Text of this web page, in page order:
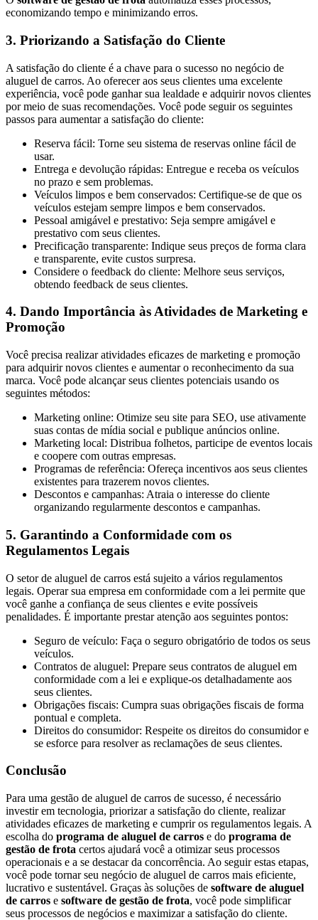
economizando tempo e minimizando erros.
3. Priorizando a Satisfação do Cliente
A satisfação do cliente é a chave para o sucesso no negócio de
aluguel de carros. Ao oferecer aos seus clientes uma excelente
experiência, você pode ganhar sua lealdade e adquirir novos clientes
por meio de suas recomendações. Você pode seguir os seguintes
passos para aumentar a satisfação do cliente:
Reserva fácil: Torne seu sistema de reservas online fácil de
usar.
Entrega e devolução rápidas: Entregue e receba os veículos
no prazo e sem problemas.
Veículos limpos e bem conservados: Certifique-se de que os
veículos estejam sempre limpos e bem conservados.
Pessoal amigável e prestativo: Seja sempre amigável e
prestativo com seus clientes.
Precificação transparente: Indique seus preços de forma clara
e transparente, evite custos surpresa.
Considere o feedback do cliente: Melhore seus serviços,
obtendo feedback de seus clientes.
4. Dando Importância às Atividades de Marketing e
Promoção
Você precisa realizar atividades eficazes de marketing e promoção
para adquirir novos clientes e aumentar o reconhecimento da sua
marca. Você pode alcançar seus clientes potenciais usando os
seguintes métodos:
Marketing online: Otimize seu site para SEO, use ativamente
suas contas de mídia social e publique anúncios online.
Marketing local: Distribua folhetos, participe de eventos locais
e coopere com outras empresas.
Programas de referência: Ofereça incentivos aos seus clientes
existentes para trazerem novos clientes.
Descontos e campanhas: Atraia o interesse do cliente
organizando regularmente descontos e campanhas.
5. Garantindo a Conformidade com os
Regulamentos Legais
O setor de aluguel de carros está sujeito a vários regulamentos
legais. Operar sua empresa em conformidade com a lei permite que
você ganhe a confiança de seus clientes e evite possíveis
penalidades. É importante prestar atenção aos seguintes pontos:
Seguro de veículo: Faça o seguro obrigatório de todos os seus
veículos.
Contratos de aluguel: Prepare seus contratos de aluguel em
conformidade com a lei e explique-os detalhadamente aos
seus clientes.
Obrigações fiscais: Cumpra suas obrigações fiscais de forma
pontual e completa.
Direitos do consumidor: Respeite os direitos do consumidor e
se esforce para resolver as reclamações de seus clientes.
Conclusão
Para uma gestão de aluguel de carros de sucesso, é necessário
investir em tecnologia, priorizar a satisfação do cliente, realizar
atividades eficazes de marketing e cumprir os regulamentos legais. A
escolha do programa de aluguel de carros e do programa de
gestão de frota certos ajudará você a otimizar seus processos
operacionais e a se destacar da concorrência. Ao seguir estas etapas,
você pode tornar seu negócio de aluguel de carros mais eficiente,
lucrativo e sustentável. Graças às soluções de software de aluguel
de carros e software de gestão de frota, você pode simplificar
seus processos de negócios e maximizar a satisfação do cliente.